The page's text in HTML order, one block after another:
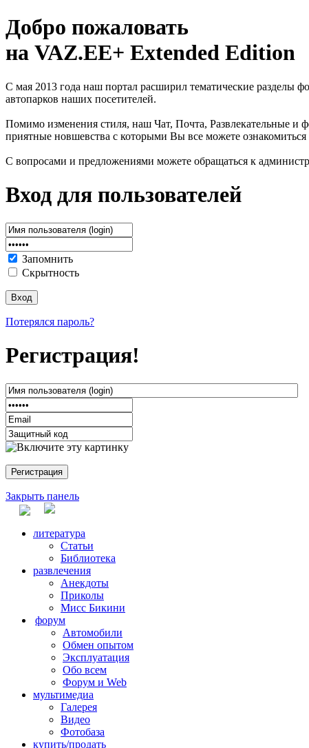
Добро пожаловать
на VAZ.EE+ Extended Edition
С мая 2013 года наш портал расширил тематические
автопарков наших посетителей.
Помимо изменения стиля, наш Чат, Почта, Развлекательные и
приятные новшевства с которыми Вы все можете
С вопросами и предложениями можете обращаться к
Вход для пользователей
Запомнить
Скрытность
Потерялся пароль?
Регистрация!
Закрыть панель
литература
Статьи
Библиотека
развлечения
Анекдоты
Приколы
Мисс Бикини
форум
Автомобили
Обмен опытом
Эксплуатация
Обо всем
Форум и Web
мультимедиа
Галерея
Видео
Фотобаза
купить/продать